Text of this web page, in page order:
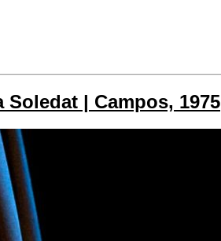
Soledat | Campos, 1975